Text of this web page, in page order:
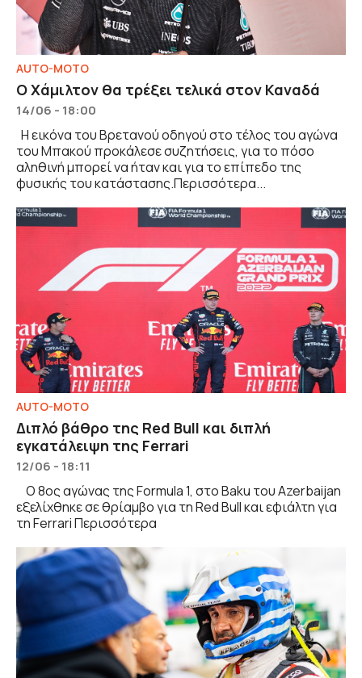
AUTO-MOTO
Ο Χάμιλτον θα τρέξει τελικά στον Καναδά
14/06 - 18:00
Η εικόνα του Βρετανού οδηγού στο τέλος του αγώνα
του Μπακού προκάλεσε συζητήσεις, για το πόσο
αληθινή μπορεί να ήταν και για το επίπεδο της
φυσικής του κατάστασης.Περισσότερα...
AUTO-MOTO
Διπλό βάθρο της Red Bull και διπλή
εγκατάλειψη της Ferrari
12/06 - 18:11
Ο 8ος αγώνας της Formula 1, στο Baku του Azerbaijan
εξελίχθηκε σε θρίαμβο για τη Red Bull και εφιάλτη για
τη Ferrari Περισσότερα